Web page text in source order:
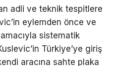
adli ve teknik tespitlere
eylemden önce ve
sistematik
Türkiye’ye giriş
aracına sahte plaka